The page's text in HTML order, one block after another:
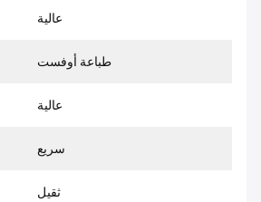
عالية
طباعة أوفست
عالية
سريع
ثقيل